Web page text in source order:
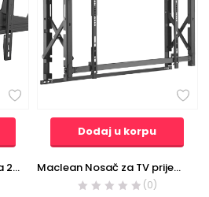
Maclean Nosač stropni za 2 TV-a, 23″-70″, 50kg – MC-703
Dodaj u korpu
Maclean Nosač za TV prijemnik, video zid, multiscreen, 46″-52″, 35kg – MC-845
(0)